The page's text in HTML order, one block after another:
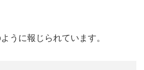
うに報じられています。